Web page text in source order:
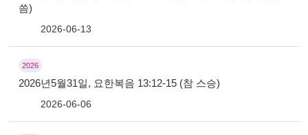
씀)
2026-06-13
2026
2026년5월31일, 요한복음 13:12-15 (참 스승)
2026-06-06